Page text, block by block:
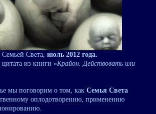
Семьей Света, июль 2012 года.
цитата из книги «Крайон. Действовать или
мы поговорим о том, как Семья Света
оплодотворению, применению